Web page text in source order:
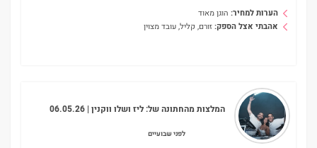
הערות למחיר: הוגן מאוד
אהבתי אצל הספק:זורם, קליל, עובד מצוין
לפני שבועיים
המלצות מהחתונה של:ליז ושלו ווקנין | 06.05.26